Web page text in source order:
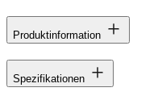
Produktinformation
Spezifikationen